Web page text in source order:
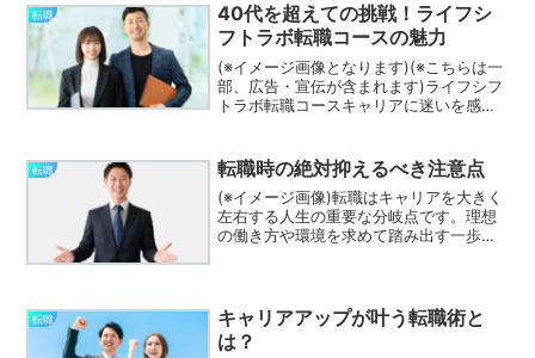
転職
40代を超えての挑戦！ライフシ
フトラボ転職コースの魅力
(※イメージ画像となります)(※こちらは一
部、広告・宣伝が含まれます)ライフシフ
トラボ転職コースキャリアに迷いを感じ
半のキャリアチェンジを支援する独自の
オンラインプログ...
転職 転職時の絶対抑えるべき注意点
(※イメージ画像)転職はキャリアを大きく
左右する人生の重要な分岐点です。理想
の働き方や環境を求めて踏み出す一歩に
ギを握ります。本記事で...
転職
キャリアアップが叶う転職術と
は？